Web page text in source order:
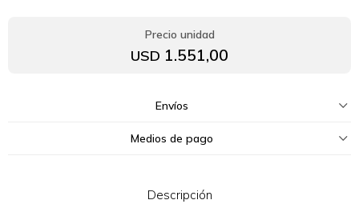
USD 1.551,00
Envíos
Medios de pago
Descripción